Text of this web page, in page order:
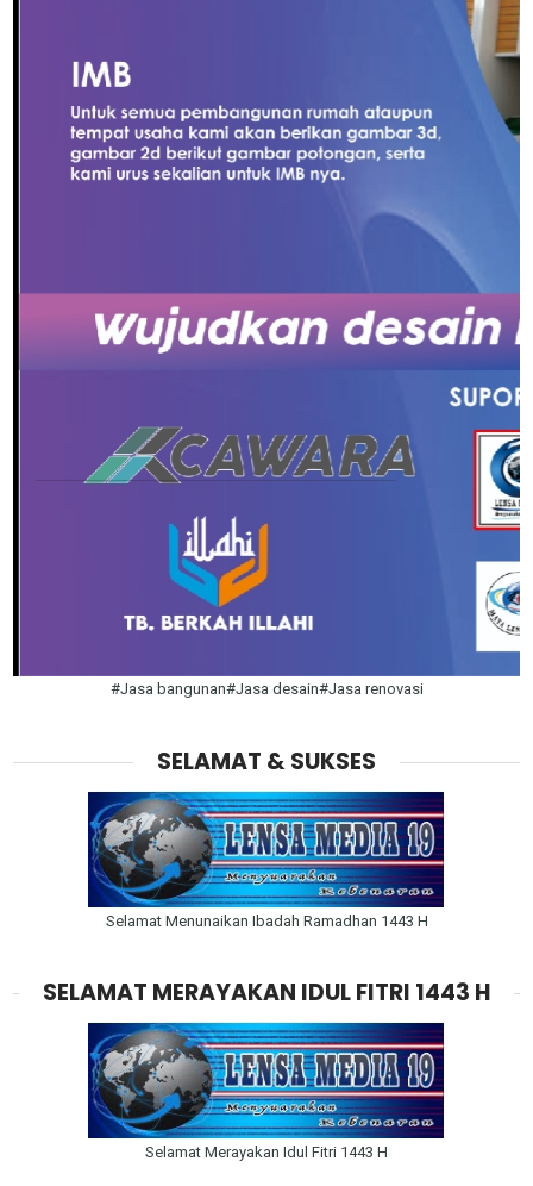
#Jasa bangunan#Jasa desain#Jasa renovasi
SELAMAT & SUKSES
Selamat Menunaikan Ibadah Ramadhan 1443 H
SELAMAT MERAYAKAN IDUL FITRI 1443 H
Selamat Merayakan Idul Fitri 1443 H